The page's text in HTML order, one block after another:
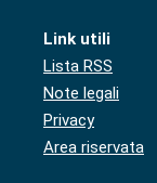
Link utili
Lista RSS
Note legali
Privacy
Area riservata